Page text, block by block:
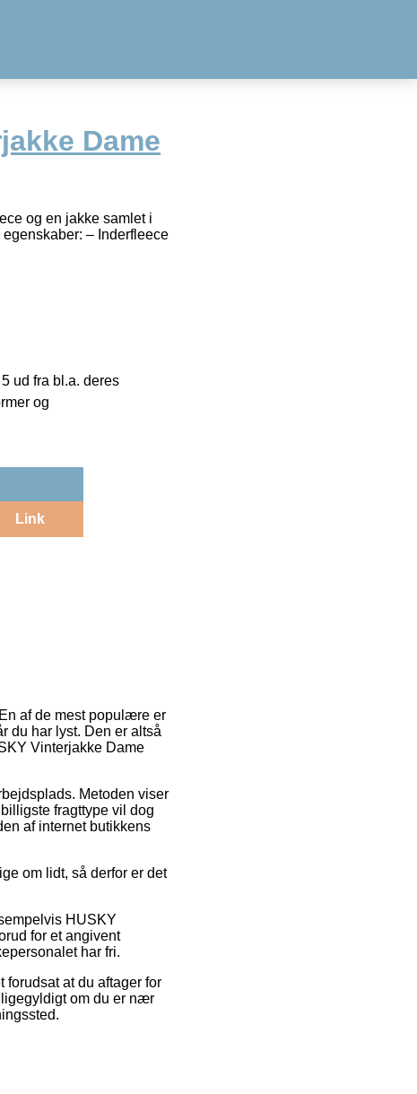
Dame
og en jakke samlet i
– Inderfleece
ud fra bl.a. deres
og
Link
af de mest populære er
du har lyst. Den er altså
Vinterjakke Dame
Metoden viser
fragttype vil dog
af internet butikkens
om lidt, så derfor er det
HUSKY
for et angivent
har fri.
at du aftager for
om du er nær